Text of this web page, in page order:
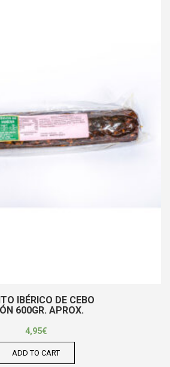
IBÉRICO DE CEBO
600GR. APROX.
4,95€
ADD TO CART